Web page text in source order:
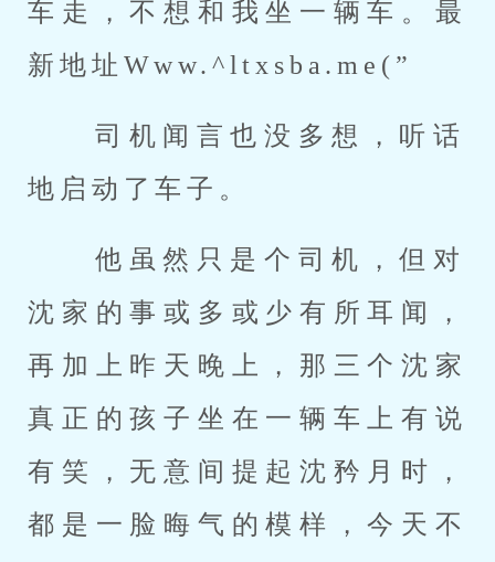
车走，不想和我坐一辆车。最
新地址Www.^ltxsba.me(”
地启动了车子。
沈家的事或多或少有所耳闻，
再加上昨天晚上，那三个沈家
真正的孩子坐在一辆车上有说
有笑，无意间提起沈矜月时，
都是一脸晦气的模样，今天不